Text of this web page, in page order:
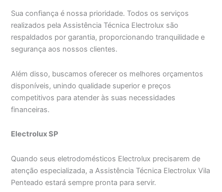
Sua confiança é nossa prioridade. Todos os serviços
realizados pela Assistência Técnica Electrolux são
respaldados por garantia, proporcionando tranquilidade e
segurança aos nossos clientes.
Além disso, buscamos oferecer os melhores orçamentos
disponíveis, unindo qualidade superior e preços
competitivos para atender às suas necessidades
financeiras.
Electrolux SP
Quando seus eletrodomésticos Electrolux precisarem de
atenção especializada, a Assistência Técnica Electrolux Vila
Penteado estará sempre pronta para servir.